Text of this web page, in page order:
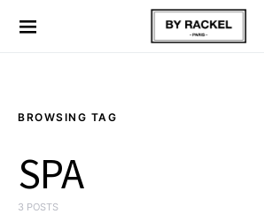
BROWSING TAG
SPA
3 POSTS